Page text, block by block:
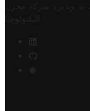
وتديره
شركة مخزن
التكنولوجيا